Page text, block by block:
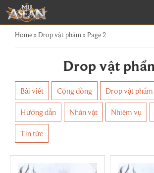
Home» Drop vật phẩm » Page 2
Drop vật
Bài viết Cộng đồng Drop vật phẩm
Hướng dẫn Nhân vật Nhiệm vụ
Tin tức